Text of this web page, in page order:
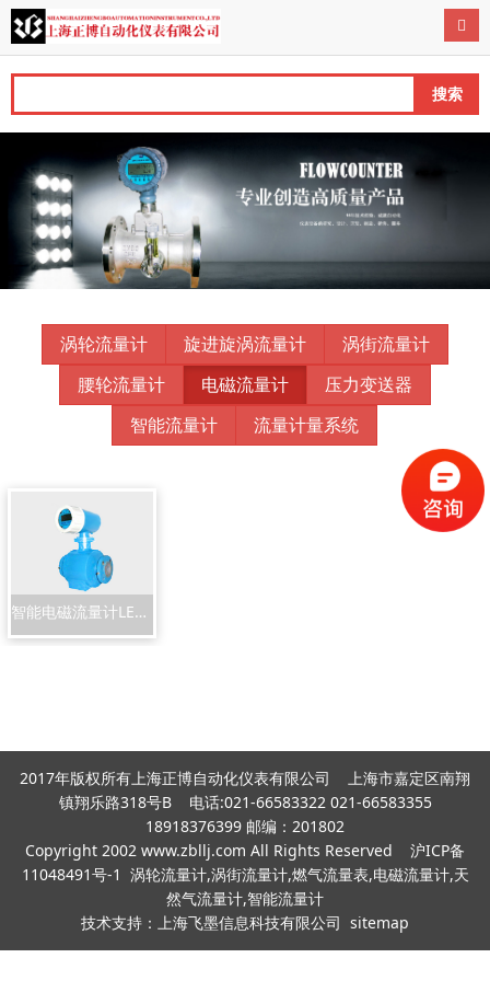
搜索
导
涡轮流量计 旋进旋涡流量计
涡街流量计
腰轮流量计
电磁流量计
压力变送器
智能流量计
流量计量系统
智能电磁流量计LED-99
2017年版权所有上海正博自动化仪表有限公司 上海市嘉定区南翔
镇翔乐路318号B 电话:021-66583322 021-66583355
18918376399 邮编：201802
Copyright 2002 www.zbllj.com All Rights Reserved 沪ICP备
11048491号-1 涡轮流量计,涡街流量计,燃气流量表,电磁流量计,天
然气流量计,智能流量计
技术支持：
上海飞墨信息科技有限公司 sitemap